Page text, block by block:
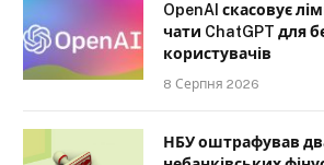
OpenAI скасовує
чати ChatGPT для
користувачів
8 Серпня 2026
НБУ оштрафував